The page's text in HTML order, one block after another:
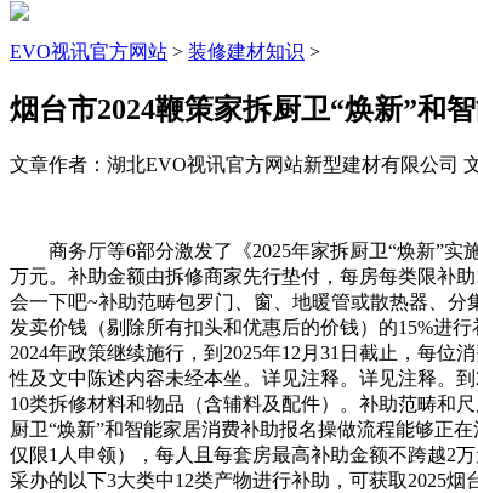
EVO视讯官方网站 > 装修建材知识 >
烟台市2024鞭策家拆厨卫“焕新”和
文章作者：湖北EVO视讯官方网站新型建材有限公司
商务厅等6部分激发了《2025年家拆厨卫“焕新”实
万元。补助金额由拆修商家先行垫付，每房每类限补
会一下吧~补助范畴包罗门、窗、地暖管或散热器、
发卖价钱（剔除所有扣头和优惠后的价钱）的15%进
2024年政策继续施行，到2025年12月31日截止，每位
性及文中陈述内容未经本坐。详见注释。详见注释。
10类拆修材料和物品（含辅料及配件）。补助范畴和
厨卫“焕新”和智能家居消费补助报名操做流程能够正
仅限1人申领），每人且每套房最高补助金额不跨越2
采办的以下3大类中12类产物进行补助，可获取2025